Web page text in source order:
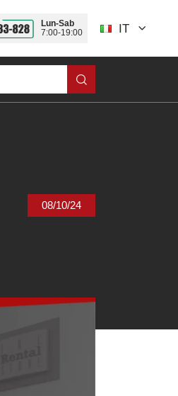
Lun-Sab
7:00-19:00
IT
08/10/24